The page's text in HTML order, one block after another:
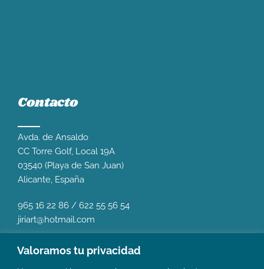
Valoramos tu privacidad
Contacto
Avda. de Ansaldo
CC Torre Golf, Local 19A
03540 (Playa de San Juan)
Alicante, España
965 16 22 86 / 622 55 56 54
jiriart@hotmail.com